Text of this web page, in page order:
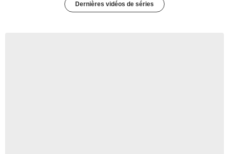
Dernières vidéos de séries